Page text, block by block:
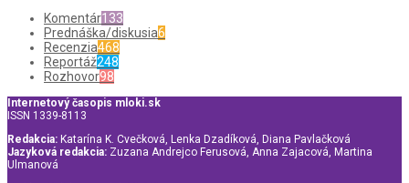
Komentár133
Prednáška/diskusia6
Recenzia468
Reportáž248
Rozhovor98
Internetový časopis mloki.sk
ISSN 1339-8113
Redakcia: Katarína K. Cvečková, Lenka Dzadíková, Diana Pavlačková
Jazyková redakcia: Zuzana Andrejco Ferusová, Anna Zajacová, Martina
Ulmanová